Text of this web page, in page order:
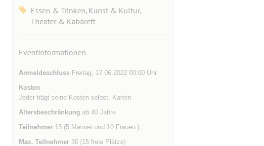
Essen & Trinken, Kunst & Kultur,
Theater & Kabarett
Eventinformationen
AnmeldeschlussFreitag, 17.06.2022 00:00 Uhr
Kosten
Jeder trägt seine Kosten selbst. Karten
Altersbeschränkung ab 40 Jahre
Teilnehmer15 (5 Männer und 10 Frauen )
Max. Teilnehmer30 (15 freie Plätze)